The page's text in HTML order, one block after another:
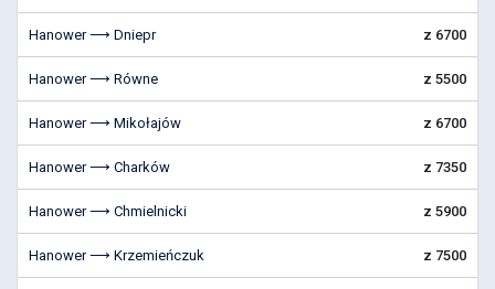
Hanower ⟶ Dniepr z 6700
Hanower ⟶ Równe z 5500
Hanower ⟶ Mikołajów z 6700
Hanower ⟶ Charków z 7350
Hanower ⟶ Chmielnicki z 5900
Hanower ⟶ Krzemieńczuk z 7500